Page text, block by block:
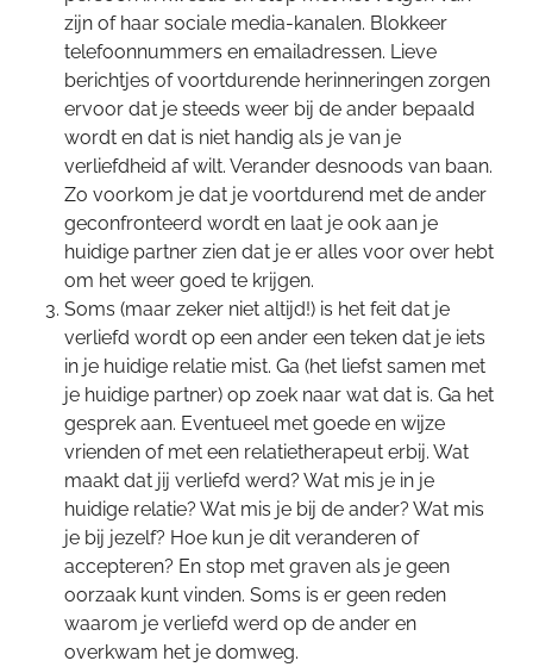
zijn of haar sociale media-kanalen. Blokkeer
telefoonnummers en emailadressen. Lieve
berichtjes of voortdurende herinneringen zorgen
ervoor dat je steeds weer bij de ander bepaald
wordt en dat is niet handig als je van je
verliefdheid af wilt. Verander desnoods van baan.
Zo voorkom je dat je voortdurend met de ander
geconfronteerd wordt en laat je ook aan je
huidige partner zien dat je er alles voor over hebt
om het weer goed te krijgen.
Soms (maar zeker niet altijd!) is het feit dat je
verliefd wordt op een ander een teken dat je iets
in je huidige relatie mist. Ga (het liefst samen met
je huidige partner) op zoek naar wat dat is. Ga het
gesprek aan. Eventueel met goede en wijze
vrienden of met een relatietherapeut erbij. Wat
maakt dat jij verliefd werd? Wat mis je in je
huidige relatie? Wat mis je bij de ander? Wat mis
je bij jezelf? Hoe kun je dit veranderen of
accepteren? En stop met graven als je geen
oorzaak kunt vinden. Soms is er geen reden
waarom je verliefd werd op de ander en
overkwam het je domweg.